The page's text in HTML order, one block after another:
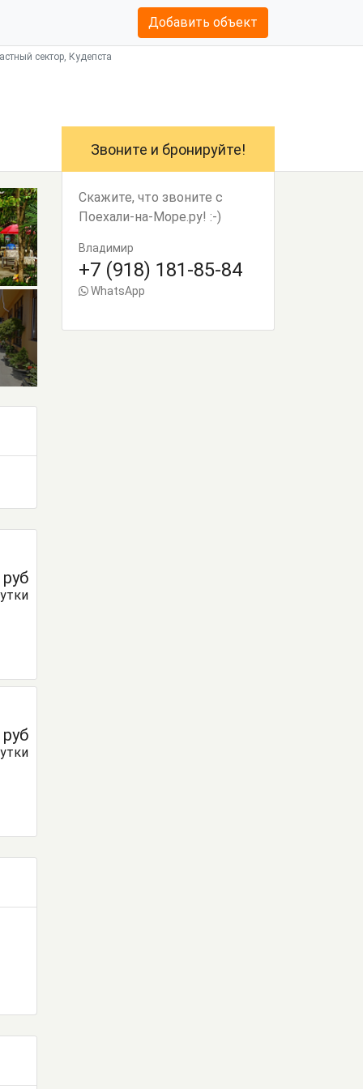
Добавить объект
сектор, Кудепста
руб
руб
Звоните и бронируйте!
Скажите, что звоните с
Поехали-на-Море.ру! :-)
Владимир
+7 (918) 181-85-84
WhatsApp